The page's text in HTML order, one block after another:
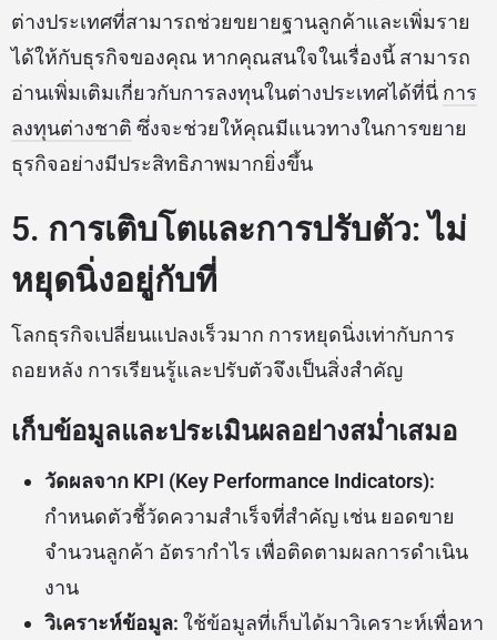
ต่างประเทศที่สามารถช่วยขยายฐานลูกค้าและเพิ่มราย
ได้ให้กับธุรกิจของคุณ หากคุณสนใจในเรื่องนี้ สามารถ
อ่านเพิ่มเติมเกี่ยวกับการลงทุนในต่างประเทศได้ที่นี่ การ
ลงทุนต่างชาติ ซึ่งจะช่วยให้คุณมีแนวทางในการขยาย
ธุรกิจอย่างมีประสิทธิภาพมากยิ่งขึ้น
5. การเติบโตและการปรับตัว: ไม่
หยุดนิ่งอยู่กับที่
โลกธุรกิจเปลี่ยนแปลงเร็วมาก การหยุดนิ่งเท่ากับการ
ถอยหลัง การเรียนรู้และปรับตัวจึงเป็นสิ่งสำคัญ
เก็บข้อมูลและประเมินผลอย่างสม่ำเสมอ
วัดผลจาก KPI (Key Performance Indicators):
กำหนดตัวชี้วัดความสำเร็จที่สำคัญ เช่น ยอดขาย
จำนวนลูกค้า อัตรากำไร เพื่อติดตามผลการดำเนิน
งาน
วิเคราะห์ข้อมูล: ใช้ข้อมูลที่เก็บได้มาวิเคราะห์เพื่อหา